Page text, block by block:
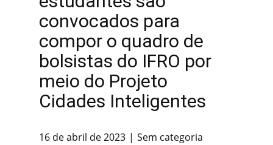
convocados para
compor o quadro de
bolsistas do IFRO por
meio do Projeto
Cidades Inteligentes
16 de abril de 2023 Sem categoria